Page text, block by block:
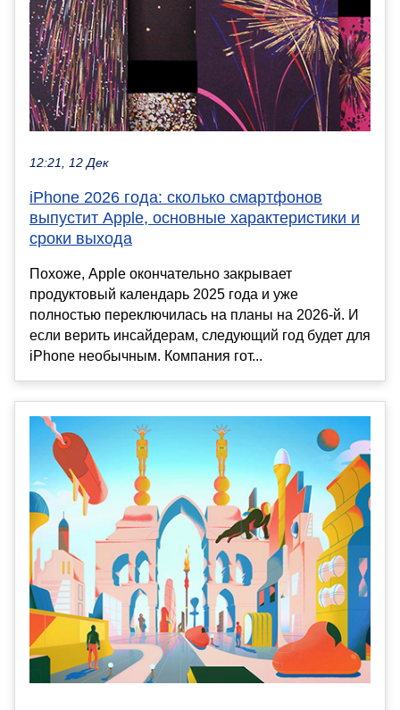
12:21, 12 Дек
iPhone 2026 года: сколько смартфонов
выпустит Apple, основные характеристики и
сроки выхода
Похоже, Apple окончательно закрывает
продуктовый календарь 2025 года и уже
полностью переключилась на планы на 2026-й. И
если верить инсайдерам, следующий год будет для
iPhone необычным. Компания гот...